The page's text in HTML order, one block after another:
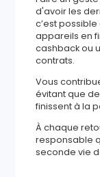
d'avoir les
c’est
appareils en
cashback ou
contrats.
Vous
évitant que
finissent à la
À chaque
responsable
seconde vie